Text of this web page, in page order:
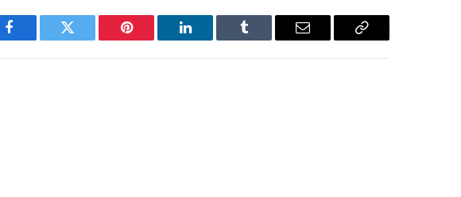
Facebook Twitter Pinterest LinkedIn Tumblr Email
Copy